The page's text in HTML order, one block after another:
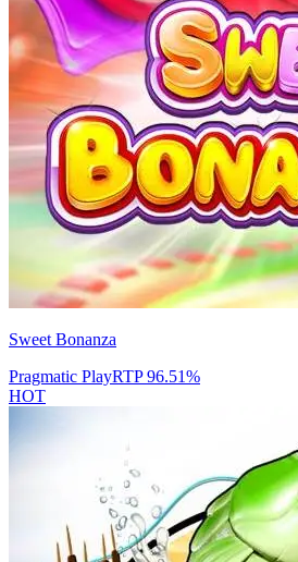
Sweet Bonanza
Pragmatic PlayRTP96.51%
HOT